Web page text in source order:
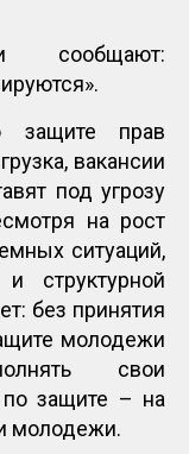
сообщают:
защите прав
вакансии
под угрозу
на рост
ситуаций,
структурной
без принятия
молодежи
свои
по защите – на
молодежи.